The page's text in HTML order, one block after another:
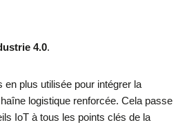
4.0.
en plus utilisée pour intégrer la
logistique renforcée. Cela passe
IoT à tous les points clés de la